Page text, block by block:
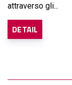
attraverso gli...
DETAIL